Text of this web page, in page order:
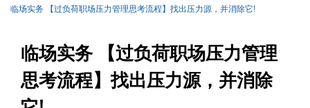
临场实务 【过负荷职场压力管理思考流程】找出压力源，并消除它!
临场实务 【过负荷职场压力管理
思考流程】找出压力源，并消除